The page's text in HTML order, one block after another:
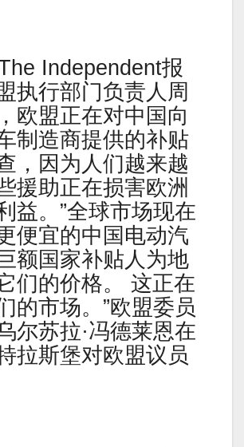
Independent报
执行部门负责人周
欧盟正在对中国向
制造商提供的补贴
，因为人们越来越
援助正在损害欧洲
益。”全球市场现在
便宜的中国电动汽
额国家补贴人为地
们的价格。 这正在
的市场。”欧盟委员
尔苏拉·冯德莱恩在
拉斯堡对欧盟议员